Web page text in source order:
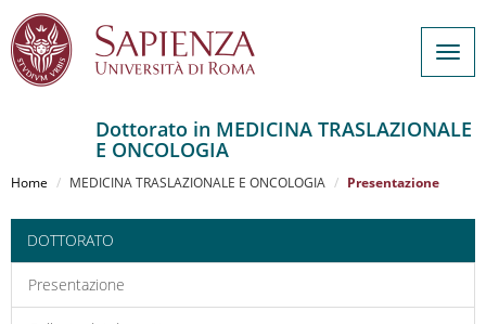
al
principale
Dottorato in MEDICINA TRASLAZIONALE
E ONCOLOGIA
Home MEDICINA TRASLAZIONALE E ONCOLOGIA Presentazione
DOTTORATO
Presentazione